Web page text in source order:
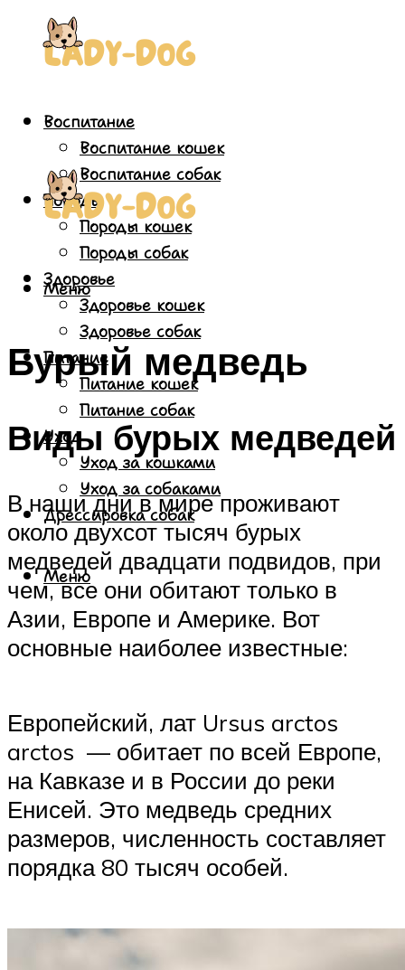
Воспитание
Воспитание кошек
Воспитание собак
Породы
Породы кошек
Породы собак
Здоровье
Здоровье кошек
Здоровье собак
Питание
Питание кошек
Питание собак
Уход
Уход за кошками
Уход за собаками
Дрессировка собак
Меню
Меню
Бурый медведь
Виды бурых медведей
В наши дни в мире проживают
около двухсот тысяч бурых
медведей двадцати подвидов, при
чем, все они обитают только в
Азии, Европе и Америке. Вот
основные наиболее известные:
Европейский, лат Ursus arctos
arctos — обитает по всей Европе,
на Кавказе и в России до реки
Енисей. Это медведь средних
размеров, численность составляет
порядка 80 тысяч особей.